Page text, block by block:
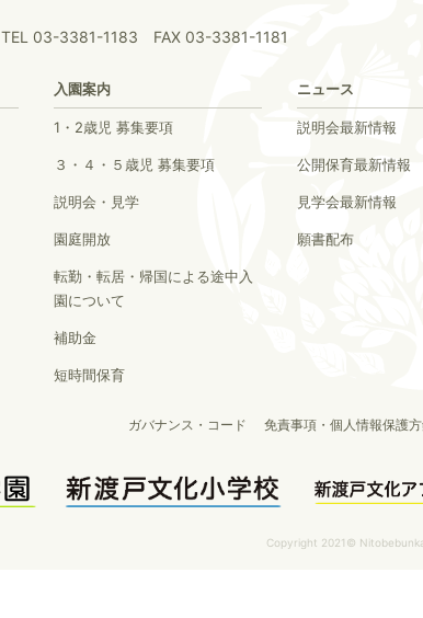
TEL 03-3381-1183 FAX 03-3381-1181
入園案内
1・2歳児 募集要項
３・４・５歳児 募集要項
説明会・見学
園庭開放
転勤・転居・帰国による途中入
園について
補助金
短時間保育
ニュース
説明会最新情報
公開保育最新情報
見学会最新情報
願書配布
ガバナンス・コード 免責事項・個人情報保護
Copyright 2021©